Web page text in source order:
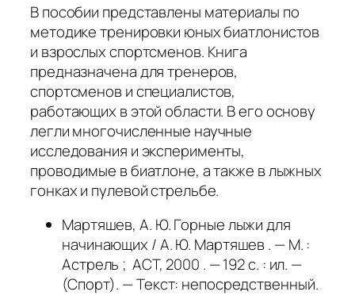
В пособии представлены материалы по
методике тренировки юных биатлонистов
и взрослых спортсменов. Книга
предназначена для тренеров,
спортсменов и специалистов,
работающих в этой области. В его основу
легли многочисленные научные
исследования и эксперименты,
проводимые в биатлоне, а также в лыжных
гонках и пулевой стрельбе.
Мартяшев, А. Ю. Горные лыжи для
начинающих / А. Ю. Мартяшев . — М. :
Астрель ; АСТ, 2000 . — 192 с. : ил. —
(Спорт). — Текст: непосредственный.